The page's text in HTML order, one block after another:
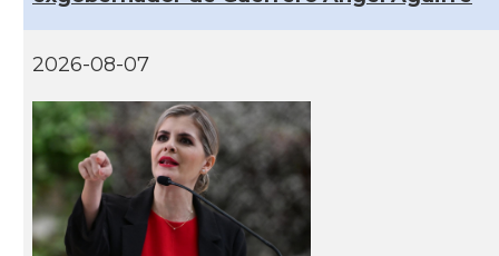
2026-08-07